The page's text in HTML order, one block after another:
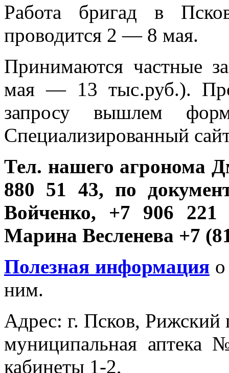
Работа бригад в
проводится 2 — 8 мая.
Принимаются частные
мая — 13 тыс.руб.).
запросу вышлем
Специализированный
Тел. нашего агронома
880 51 43, по
Войченко, +7 906
Марина Весленева +7
Полезная информация
ним.
Адрес: г. Псков, Рижский
муниципальная
кабинеты 1-2,